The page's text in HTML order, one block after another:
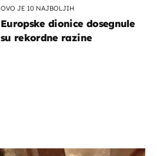
OVO JE 10 NAJBOLJIH
Europske dionice dosegnule
su rekordne razine